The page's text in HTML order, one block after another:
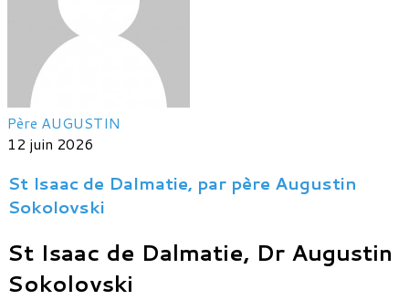
Père AUGUSTIN
12 juin 2026
St Isaac de Dalmatie, par père Augustin
Sokolovski
St Isaac de Dalmatie, Dr Augustin
Sokolovski